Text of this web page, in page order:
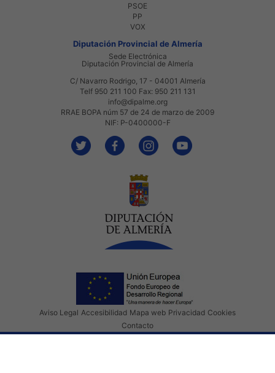
PSOE
PP
VOX
Diputación Provincial de Almería
Sede Electrónica
Diputación Provincial de Almería
C/ Navarro Rodrigo, 17 - 04001 Almería
Telf 950 211 100 Fax: 950 211 131
info@dipalme.org
RRAE BOPA núm 57 de 24 de marzo de 2009
NIF: P-0400000-F
Aviso Legal Accesibilidad Mapa web Privacidad Cookies
Contacto